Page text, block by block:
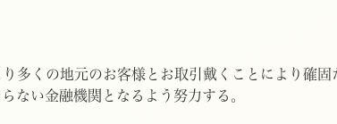
くの地元のお客様とお取引戴くことにより確固
い金融機関となるよう努力する。